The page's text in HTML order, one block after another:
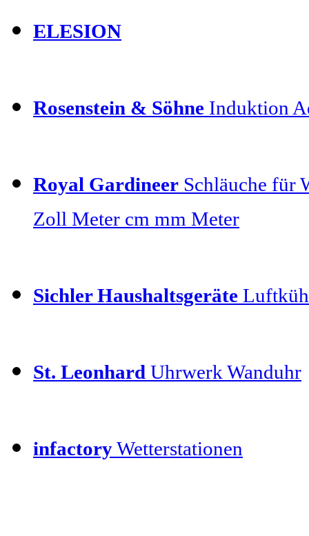
ELESION
Rosenstein & Söhne Induktion
Royal Gardineer Schläuche für
Zoll Meter cm mm Meter
Sichler Haushaltsgeräte
St. Leonhard Uhrwerk Wanduhr
infactoryWetterstationen